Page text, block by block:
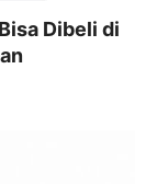
Dibeli di